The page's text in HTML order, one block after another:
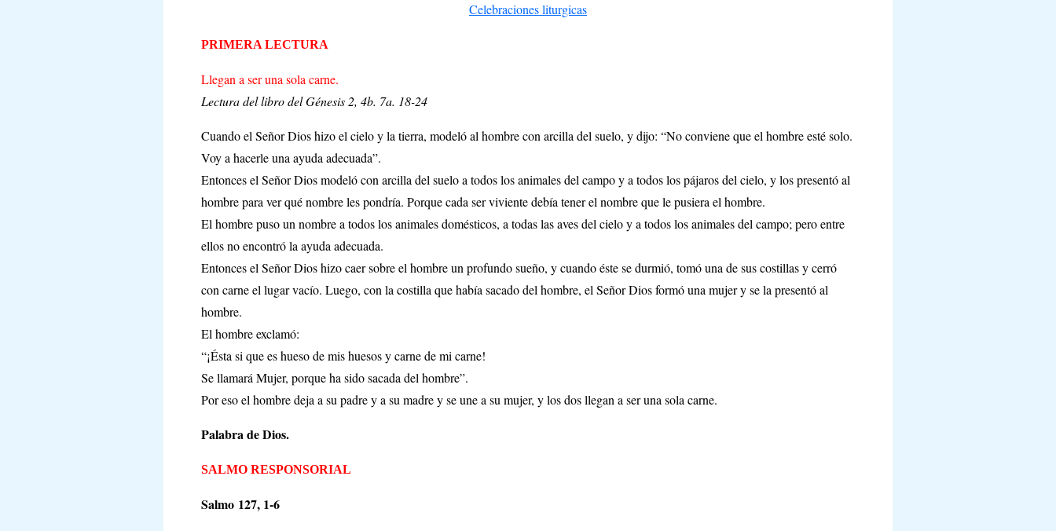
Celebraciones liturgicas
PRIMERA LECTURA
Llegan a ser una sola carne.
Lectura del libro del Génesis 2, 4b. 7a. 18-24
Cuando el Señor Dios hizo el cielo y la tierra, modeló al hombre con arcilla del suelo, y dijo: “No conviene que el hombre esté solo.
Voy a hacerle una ayuda adecuada”.
Entonces el Señor Dios modeló con arcilla del suelo a todos los animales del campo y a todos los pájaros del cielo, y los presentó al
hombre para ver qué nombre les pondría. Porque cada ser viviente debía tener el nombre que le pusiera el hombre.
El hombre puso un nombre a todos los animales domésticos, a todas las aves del cielo y a todos los animales del campo; pero entre
ellos no encontró la ayuda adecuada.
Entonces el Señor Dios hizo caer sobre el hombre un profundo sueño, y cuando éste se durmió, tomó una de sus costillas y cerró
con carne el lugar vacío. Luego, con la costilla que había sacado del hombre, el Señor Dios formó una mujer y se la presentó al
hombre.
El hombre exclamó:
“¡Ésta si que es hueso de mis huesos y carne de mi carne!
Se llamará Mujer, porque ha sido sacada del hombre”.
Por eso el hombre deja a su padre y a su madre y se une a su mujer, y los dos llegan a ser una sola carne.
Palabra de Dios.
SALMO RESPONSORIAL
Salmo 127, 1-6